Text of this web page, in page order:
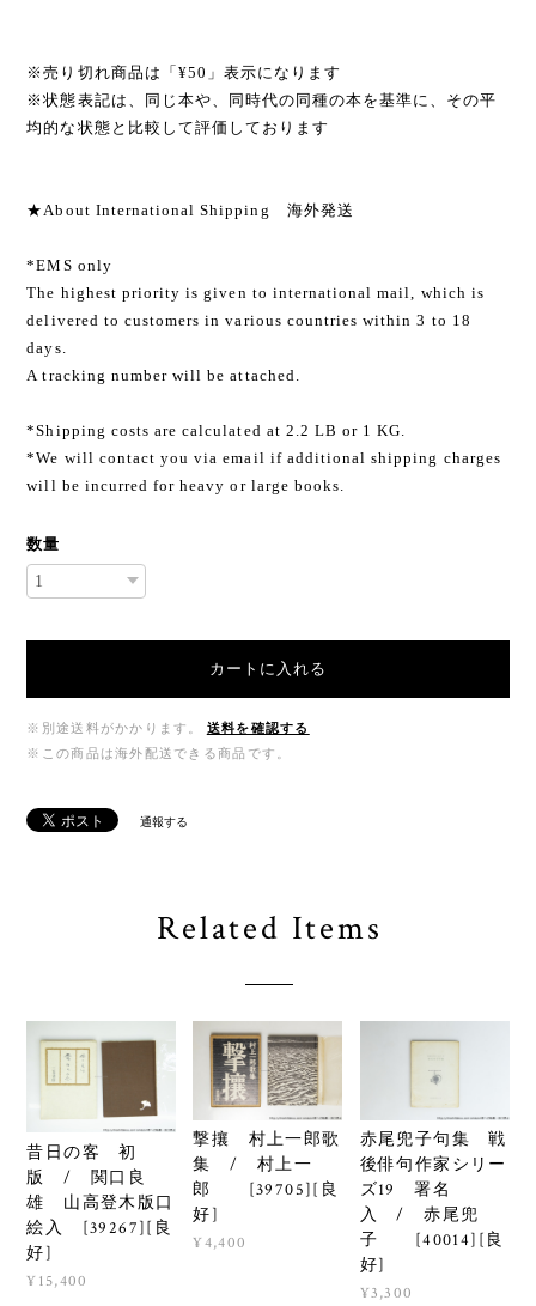
※売り切れ商品は「¥50」表示になります
※状態表記は、同じ本や、同時代の同種の本を基準に、その平
均的な状態と比較して評価しております
★About International Shipping 海外発送
*EMS only
The highest priority is given to international mail, which is
delivered to customers in various countries within 3 to 18
days.
A tracking number will be attached.
*Shipping costs are calculated at 2.2 LB or 1 KG.
*We will contact you via email if additional shipping charges
will be incurred for heavy or large books.
数量
カートに入れる
※別途送料がかかります。
送料を確認する
※この商品は海外配送できる商品です。
通報する
Related Items
昔日の客 初
版 / 関口良
雄 山高登木版口
絵入 [39267][良
好]
¥15,400
撃攘 村上一郎歌
集 / 村上一
郎 [39705][良
好]
¥4,400
赤尾兜子句集 戦
後俳句作家シリー
ズ19 署名
入 / 赤尾兜
子 [40014][良
好]
¥3,300